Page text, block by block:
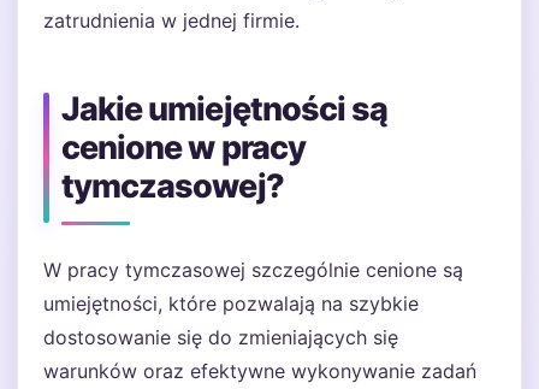
zatrudnienia w jednej firmie.
Jakie umiejętności są
cenione w pracy
tymczasowej?
W pracy tymczasowej szczególnie cenione są
umiejętności, które pozwalają na szybkie
dostosowanie się do zmieniających się
warunków oraz efektywne wykonywanie zadań